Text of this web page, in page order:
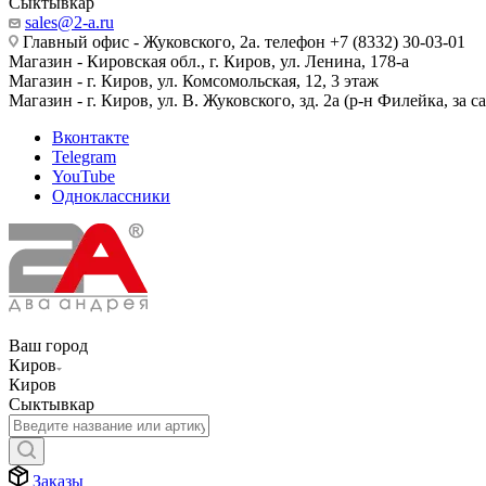
sales@2-a.ru
Главный офис - Жуковского, 2а. телефон +7 (8332) 30-03-01
Магазин - Кировская обл., г. Киров, ул. Ленина, 178-а
Магазин - г. Киров, ул. Комсомольская, 12, 3 этаж
Магазин - г. Киров, ул. В. Жуковского, зд. 2а (р-н Филейка, за
Вконтакте
Telegram
YouTube
Одноклассники
Ваш город
Киров
Киров
Сыктывкар
Заказы